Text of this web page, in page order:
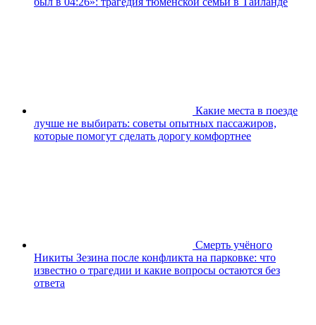
Какие места в поезде
лучше не выбирать: советы опытных пассажиров,
которые помогут сделать дорогу комфортнее
Смерть учёного
Никиты Зезина после конфликта на парковке: что
известно о трагедии и какие вопросы остаются без
ответа